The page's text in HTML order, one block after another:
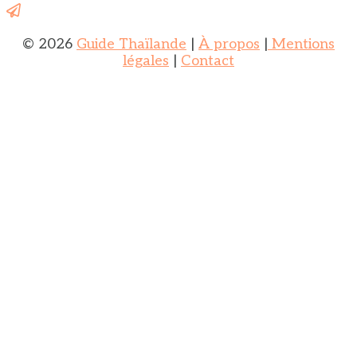
© 2026 Guide Thaïlande À propos
Mentions
légales
Contact